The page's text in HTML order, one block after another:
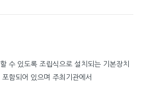
수 있도록 조립식으로 설치되는 기본장치
함되어 있으며 주최기관에서